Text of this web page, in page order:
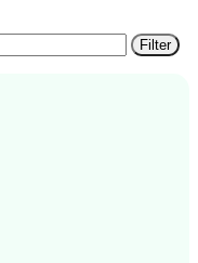
Filter